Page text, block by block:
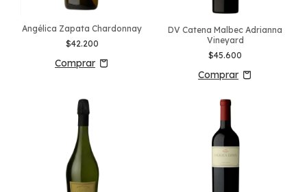
Angélica Zapata Chardonnay
$42.200
DV Catena Malbec Adrianna
Vineyard
$45.600